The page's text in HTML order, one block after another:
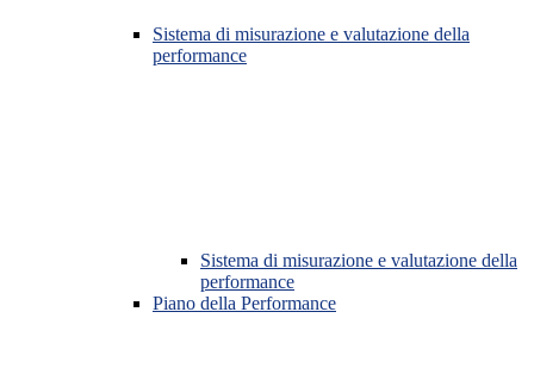
Sistema di misurazione e valutazione della
performance
Sistema di misurazione e valutazione della
performance
Piano della Performance